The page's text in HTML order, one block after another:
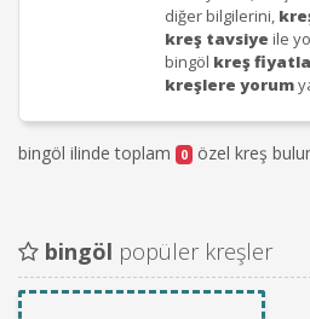
diğer bilgilerini,
kreş tavsiye ile
bingöl kreş
kreşlere yorum
bingöl ilinde toplam 0 özel kreş
bingöl popüler kreşler